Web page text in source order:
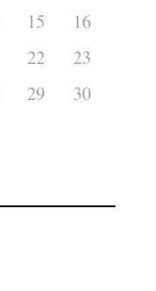
15
16
22
23
29
30